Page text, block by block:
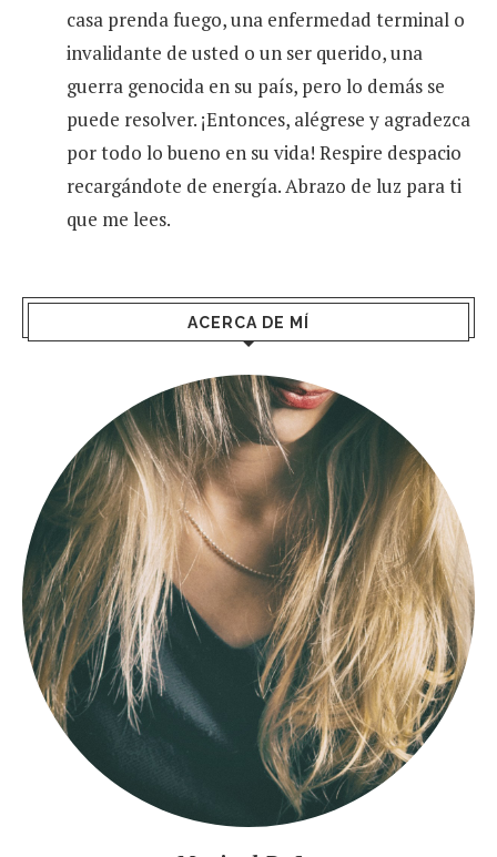
casa prenda fuego, una enfermedad terminal o
invalidante de usted o un ser querido, una
guerra genocida en su país, pero lo demás se
puede resolver. ¡Entonces, alégrese y agradezca
por todo lo bueno en su vida! Respire despacio
recargándote de energía. Abrazo de luz para ti
que me lees.
ACERCA DE MÍ